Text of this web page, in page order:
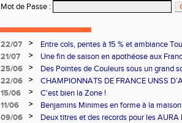
Mot de Passe :
22/07 >
Entre cols, pentes à 15 % et ambiance
ont relevé le défi !
21/07 >
Une fin de saison en apothéose aux
25/06
>
Des Pointes de Couleurs sous un grand
22/06
>
CHAMPIONNATS DE FRANCE UNSS
15/06
>
C'est bien la Zone !
11/06
>
Benjamins Minimes en forme à la
09/06
>
Deux titres et des records pour les